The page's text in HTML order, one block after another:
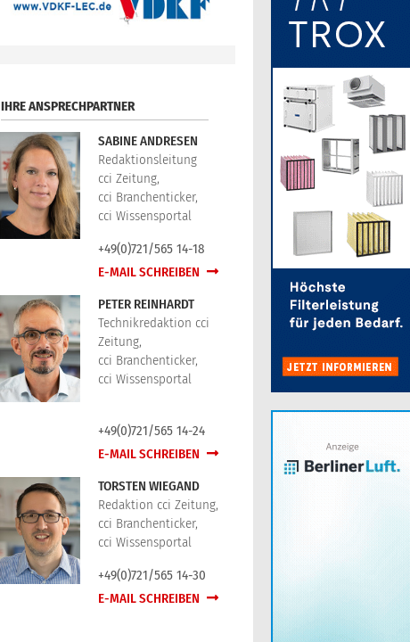
IHRE ANSPRECHPARTNER
SABINE ANDRESEN
Redaktionsleitung
cci Zeitung,
cci Branchenticker,
cci Wissensportal
+49(0)721/565 14-18
E-MAIL SCHREIBEN
PETER REINHARDT
Technikredaktion cci
Zeitung,
cci Branchenticker,
cci Wissensportal
+49(0)721/565 14-24
E-MAIL SCHREIBEN
TORSTEN WIEGAND
Redaktion cci Zeitung,
cci Branchenticker,
cci Wissensportal
+49(0)721/565 14-30
E-MAIL SCHREIBEN